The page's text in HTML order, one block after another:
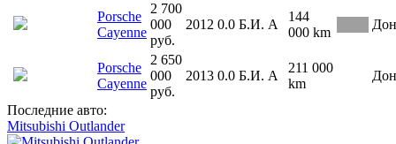
Porsche
Cayenne
2 700
000
руб.
2012 0.0 Б.И. А
144
000 km
Porsche
Cayenne
2 650
000
руб.
2013 0.0 Б.И. А
211 000
km
Последние авто:
Mitsubishi Outlander